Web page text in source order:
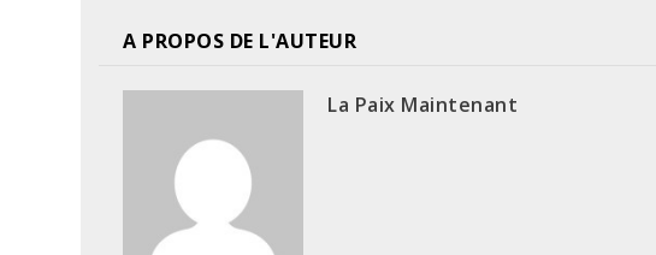
A PROPOS DE L'AUTEUR
La Paix Maintenant